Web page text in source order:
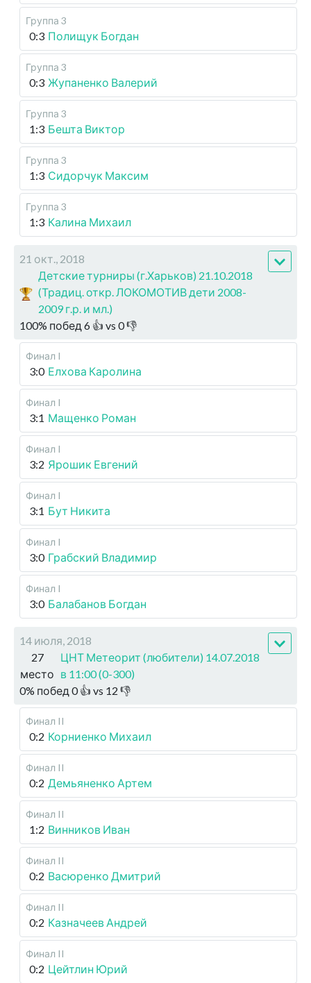
Группа 3
0:3 Полищук Богдан
Группа 3
0:3 Жупаненко Валерий
Группа 3
1:3 Бешта Виктор
Группа 3
1:3 Сидорчук Максим
Группа 3
1:3 Калина Михаил
21 окт., 2018
Детские турниры (г.Харьков) 21.10.2018
(Традиц. откр. ЛОКОМОТИВ дети 2008-
2009 г.р. и мл.)
100% побед 6 👍 vs 0👎
Финал I
3:0 Елхова Каролина
Финал I
3:1 Мащенко Роман
Финал I
3:2 Ярошик Евгений
Финал I
3:1 Бут Никита
Финал I
3:0 Грабский Владимир
Финал I
3:0 Балабанов Богдан
14 июля, 2018
27
место
ЦНТ Метеорит (любители) 14.07.2018
в 11:00 (0-300)
0% побед 0👍 vs 12 👎
Финал II
0:2 Корниенко Михаил
Финал II
0:2 Демьяненко Артем
Финал II
1:2 Винников Иван
Финал II
0:2 Васюренко Дмитрий
Финал II
0:2 Казначеев Андрей
Финал II
0:2 Цейтлин Юрий